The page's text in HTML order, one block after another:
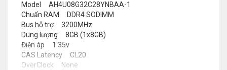
Model
AH4U08G32C28YNBAA-1
Chuẩn RAM
DDR4 SODIMM
Bus hỗ trợ
3200MHz
Dung lượng
8GB (1x8GB)
Điện áp
1.35v
CAS Latency
CL20
OverClock
None